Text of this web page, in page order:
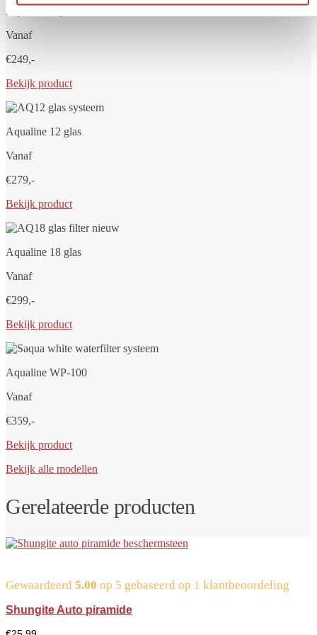
Aqualine 5 glas
Vanaf
€249,-
Bekijk product
Aqualine 12 glas
Vanaf
€279,-
Bekijk product
Aqualine 18 glas
Vanaf
€299,-
Bekijk product
Aqualine WP-100
Vanaf
€359,-
Bekijk product
Bekijk alle modellen
Gerelateerde producten
Gewaardeerd 5.00 op 5 gebaseerd op 1 klantbeoordeling
Shungite Auto piramide